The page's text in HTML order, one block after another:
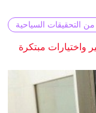
من التحقيقات السياحية
مبتكرة